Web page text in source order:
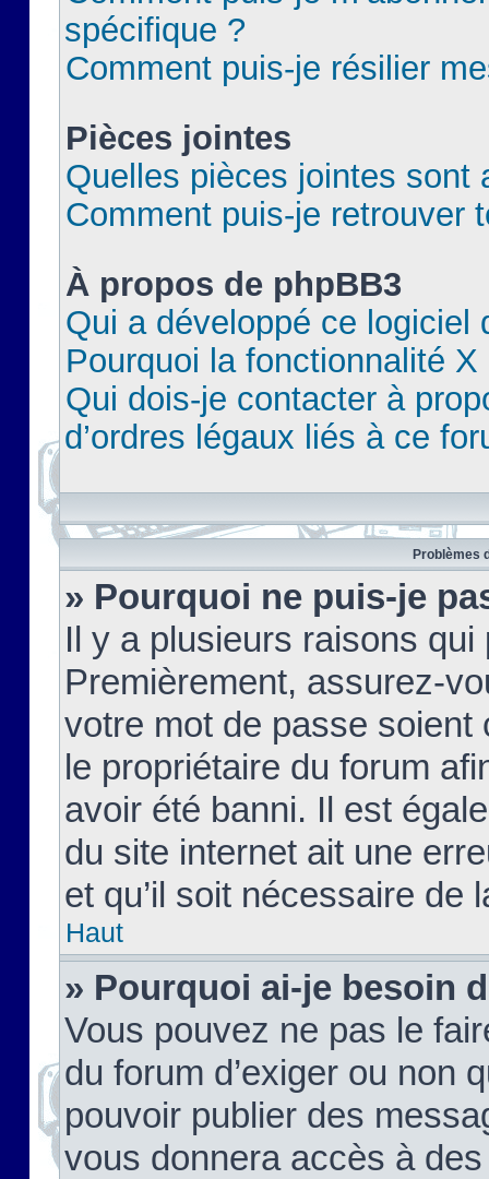
spécifique ?
Comment puis-je résilier
Pièces jointes
Quelles pièces jointes sont
Comment puis-je retrouver
À propos de phpBB3
Qui a développé ce logiciel
Pourquoi la fonctionnalité X
Qui dois-je contacter à
d’ordres légaux liés à ce
Problèmes
» Pourquoi ne puis-je
Il y a plusieurs raisons
Premièrement, assurez-
votre mot de passe soient
le propriétaire du forum
avoir été banni. Il est
du site internet ait une
et qu’il soit nécessaire de
Haut
» Pourquoi ai-je besoin
Vous pouvez ne pas le
du forum d’exiger ou non
pouvoir publier des
vous donnera accès à